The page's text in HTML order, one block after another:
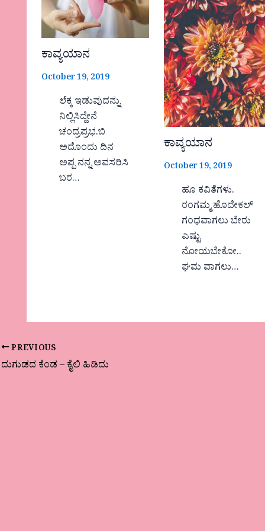
ಕಾವ್ಯಯಾನ
October 19, 2019
ಲೆಕ್ಕ ಇಡುವುದನ್ನು
ನಿಲ್ಲಿಸಿದ್ದೇನೆ
ಚಂದ್ರಪ್ರಭ.ಬಿ
ಅದೊಂದು ದಿನ
ಅಪ್ಪ ನನ್ನ ಅವಸರಿಸಿ
ಬರ…
ಕಾವ್ಯಯಾನ
October 19, 2019
ಹೂ ಕವಿತೆಗಳು.
ರಂಗಮ್ಮ ಹೊದೇಕಲ್
ಗಂಧವಾಗಲು ಬೇರು
ಎಷ್ಟು
ನೋಯಬೇಕೋ..
ಘಮ ವಾಗಲು…
PREVIOUS
ದುಗುಡದ ಕೆಂಡ – ಕೈಲಿ ಹಿಡಿದು